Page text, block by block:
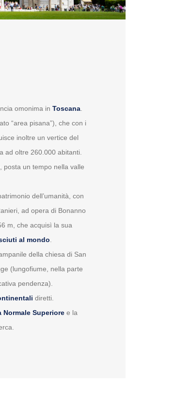
omonima in Toscana
“area pisana”), che con i
inoltre un vertice del
ad oltre 260.000 abitanti.
posta un tempo nella valle
dell’umanità, con
ad opera di Bonanno
m, che acquisì la sua
al mondo
della chiesa di San
(lungofiume, nella parte
pendenza).
diretti.
Normale Superiore e la